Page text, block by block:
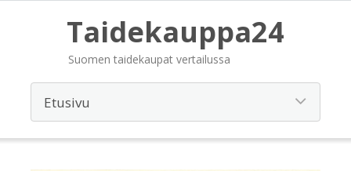
Taidekauppa24
Suomen taidekaupat vertailussa